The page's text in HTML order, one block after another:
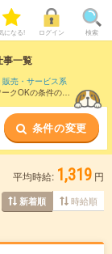
になる! ログイン 検索
事一覧
販売・サービス系
クOKの条件の他
条件の変更
平均時給: 1,319 円
新着順 時給順